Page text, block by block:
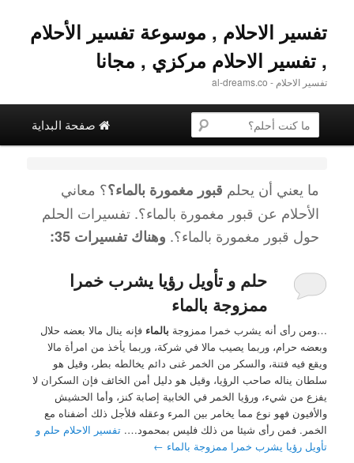
تفسير الاحلام , موسوعة تفسير الأحلام
, تفسير الاحلام مركزي , مجانا
تفسير الاحلام - al-dreams.co
القائمة الرئيسية
التخطي إلى المحتوى الأساسي
تخطي إلى المحتوى الثانوية صفحة البداية
البحث عن
ما يعني أن يحلم قبور مغمورة بالماء؟؟ معاني
الأحلام عن قبور مغمورة بالماء؟. تفسيرات الحلم
حول قبور مغمورة بالماء؟. وهناك تفسيرات 35:
حلم و تأويل رؤيا يشرب خمرا
ممزوجة بالماء
…ومن رأى أنه يشرب خمرا ممزوجة بالماء فإنه ينال مالا بعضه حلال
وبعضه حرام، وربما يصيب مالا في شركة، وربما يأخذ من امرأة مالا
ويقع فيه فتنة، والسكر من الخمر غنى دائم يخالطه بطر، وقيل هو
سلطان يناله صاحب الرؤيا، وقيل هو دليل أمن الخائف فإن السكران لا
يفزع من شيء، ورؤيا الخمر في الخابية إصابة كنز، وأما الحشيش
والأفيون فهو نوع مما يخامر بين المرء وعقله فلأجل ذلك أضفناه مع
الخمر. فمن رأى شيئا من ذلك فليس بمحمود….تفسير الاحلام حلم و
تأويل رؤيا يشرب خمرا ممزوجة بالماء ←